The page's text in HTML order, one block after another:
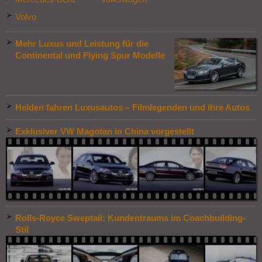
Volvo
Mehr Luxus und Leistung für die
Continental und Flying Spur Modelle
Helden fahren Luxusautos – Filmlegenden und ihre Autos
Exklusiver VW Magotan in China vorgestellt
Rolls-Royce Sweptail: Kundentraums im Coachbuilding-
Stil